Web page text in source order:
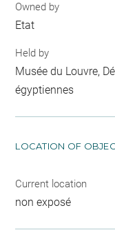
Owned by
Etat
Held by
Musée du Louvre,
égyptiennes
LOCATION OF
Current location
non exposé